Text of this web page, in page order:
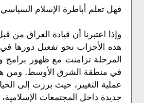
فهل تعلم أباطرة الإسلام
هذه الأحزاب نحو تفعيل دورها
المرحلة تزامنت مع ظهور برامج
في منطقة الشرق الأوسط. ومن
عملية التغيير، حيث برزت إلى
جديدة داخل المجتمعات